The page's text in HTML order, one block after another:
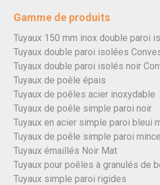
Gamme de produits
Tuyaux 150 mm inox double paroi
Tuyaux double paroi isolées
Tuyaux double paroi isolés noir
Tuyaux de poêle épais
Tuyaux de poêles acier inoxydable
Tuyaux de poêle simple paroi noir
Tuyaux en acier simple paroi bleui
Tuyaux de poêle simple paroi
Tuyaux émaillés Noir Mat
Tuyaux pour poêles à granulés de
Tuyaux simple paroi rigides